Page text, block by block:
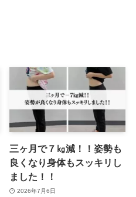
三ヶ月で７㎏減！！姿勢も
良くなり身体もスッキリし
ました！！
2026年7月6日